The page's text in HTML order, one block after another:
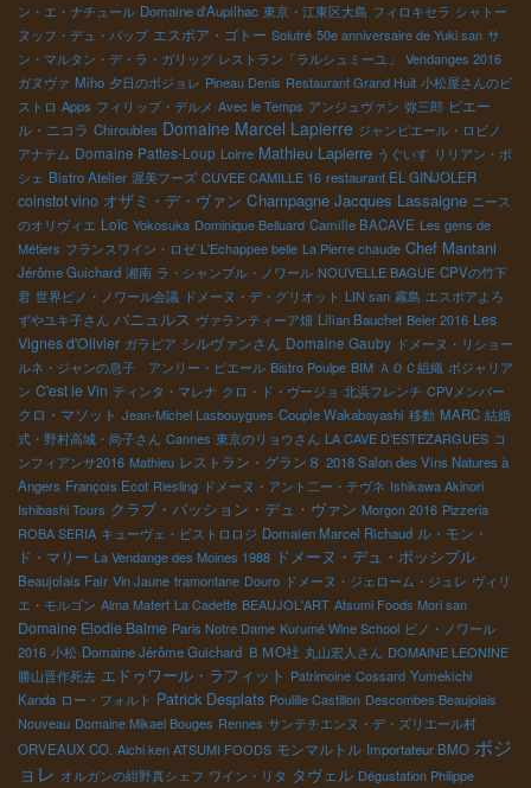
ン・エ・ナチュール Domaine d'Aupilhac 東京・江東区大島 フィロキセラ シャトー
ヌッフ・デュ・パップ エスポア・ゴトー Solutré 50e anniversaire de Yuki san サ
ン・マルタン・デ・ラ・ガリッグ レストラン「ラルシュミーユ」
Vendanges 2016
ガヌヴァ Miho 夕日のボジョレ Pineau Denis Restaurant Grand Huit 小松屋さんのビ
ストロ Apps フィリップ・デルメ Avec le Temps アンジュヴァン 弥三郎 ピエー
ル・ニコラ Chiroubles Domaine Marcel Lapierre ジャンピエール・ロビノ
アナテム Domaine Pattes-Loup Loirre Mathieu Lapierre うぐいす リリアン・ボ
シェ Bistro Atelier 渥美フーズ CUVEE CAMILLE 16 restaurant EL GINJOLER
coinstot vino オザミ・デ・ヴァン Champagne Jacques Lassaigne ニース
のオリヴィエ Loïc Yokosuka Dominique Belluard Camille BACAVE Les gens de
Métiers フランスワイン・ロゼ L'Echappee belle La Pierre chaude Chef Mantani
Jérôme Guichard 湘南 ラ・シャンブル・ノワール NOUVELLE BAGUE CPVの竹下
君 世界ピノ・ノワール会議 ドメーヌ・デ・グリオット LIN san 霧島 エスポアよろ
ずやユキ子さん バニュルス ヴァランティーア畑 Lilian Bauchet Beier 2016 Les
Vignes d'Olivier ガラピア シルヴァンさん Domaine Gauby ドメーヌ・リショー
ルネ・ジャンの息子 アンリー・ピエール Bistro Poulpe BIM ＡＯＣ組織 ボジャリア
ン C'est le Vin ティンタ・マレナ クロ・ド・ヴージョ 北浜フレンチ CPVメンバー
クロ・マソット Jean-Michel Lasbouygues Couple Wakabayashi 移動 MARC 結婚
式・野村高城・尚子さん Cannes 東京のリョウさん LA CAVE D’ESTEZARGUES コ
ンフィアンサ2016 Mathieu レストラン・グラン８ 2018 Salon des Vins Natures à
Angers François Ecot Riesling ドメーヌ・アント二ー・テヴネ Ishikawa Akinori
Ishibashi Tours クラブ・パッション・デュ・ヴァン Morgon 2016 Pizzeria
ROBA SERIA キューヴェ・ビストロロジ Domaien Marcel Richaud ル・モン・
ド・マリー La Vendange des Moines 1988 ドメーヌ・デュ・ポッシブル
Beaujolais Fair Vin Jaune tramontane Douro ドメーヌ・ジェローム・ジュレ ヴィリ
エ・モルゴン Alma Matert La Cadette BEAUJOL'ART Atsumi Foods Mori san
Domaine Elodie Balme Paris Notre Dame Kurumé Wine School ピノ・ノワール
2016 小松 Domaine Jérôme Guichard ＢＭО社 丸山宏人さん DOMAINE LEONINE
勝山晋作死去 エドゥワール・ラフィット Patrimoine Cossard Yumekichi
Kanda ロー・フォルト Patrick Desplats Poulille Castillon Descombes Beaujolais
Nouveau Domaine Mikael Bouges Rennes サンテチエンヌ・デ・ズリエール村
ORVEAUX CO. Aichi ken ATSUMI FOODS モンマルトル Importateur BMO ボジ
ョレ オルガンの紺野真シェフ ワイン・リタ タヴェル Dégustation Philippe